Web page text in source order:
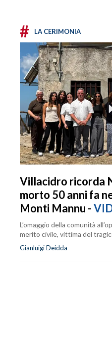
# LA CERIMONIA
Villacidro ricorda
morto 50 anni fa
Monti Mannu -
L’omaggio della comunità
merito civile, vittima del
Gianluigi Deidda